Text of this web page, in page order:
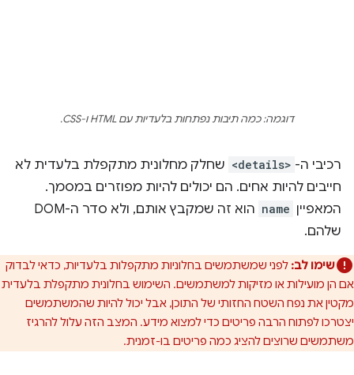
דוגמה: כמה תיבות נפתחות בלעדיות עם HTML ו-CSS.
רכיבי ה- <details> שחלק מחלונית מתקפלת בלעדית לא
חייבים להיות אחים. הם יכולים להיות מפוזרים במסמך.
המאפיין name
הוא זה שמקבץ אותם, ולא סדר ה-DOM
שלהם.
שימו לב: לפני שמשתמשים בחלוניות מתקפלות בלעדיות, כדאי לבדוק
אם הן מועילות או מזיקות למשתמשים. השימוש בחלונית מתקפלת בלעדית
מקטין את נפח השטח החזותי של התוכן, אבל יכול להיות שהמשתמשים
יצטרכו לפתוח הרבה פריטים כדי למצוא מידע. המצב הזה עלול להרגיז
משתמשים שרוצים להציג כמה פריטים בו-זמנית.